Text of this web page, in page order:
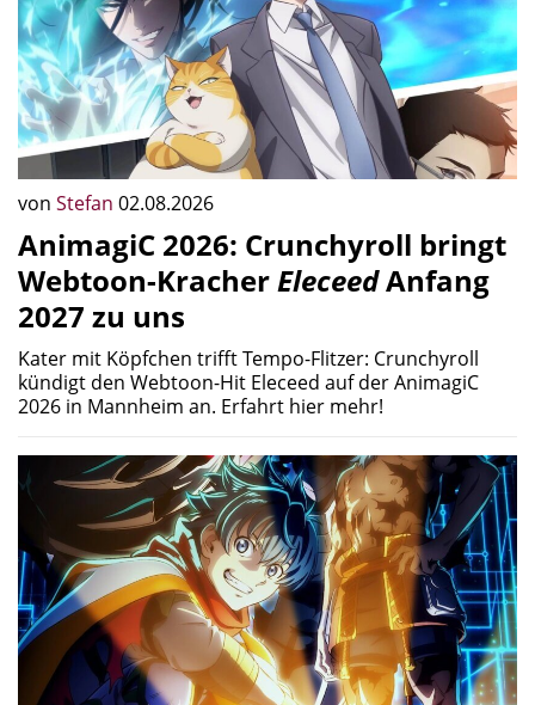
von Stefan 02.08.2026
AnimagiC 2026: Crunchyroll bringt
Webtoon-KracherEleceedAnfang
2027 zu uns
Kater mit Köpfchen trifft Tempo-Flitzer: Crunchyroll
kündigt den Webtoon-Hit Eleceed auf der AnimagiC
2026 in Mannheim an. Erfahrt hier mehr!